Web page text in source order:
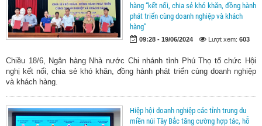
hàng “kết nối, chia sẻ khó khăn, đồng hành
phát triển cùng doanh nghiệp và khách
hàng”
09:28 - 19/06/2024 Lượt xem: 603
Chiều 18/6, Ngân hàng Nhà nước Chi nhánh tỉnh Phú Thọ tổ chức Hội
nghị kết nối, chia sẻ khó khăn, đồng hành phát triển cùng doanh nghiệp
và khách hàng.
Hiệp hội doanh nghiệp các tỉnh trung du
miền núi Tây Bắc tăng cường hợp tác, hỗ